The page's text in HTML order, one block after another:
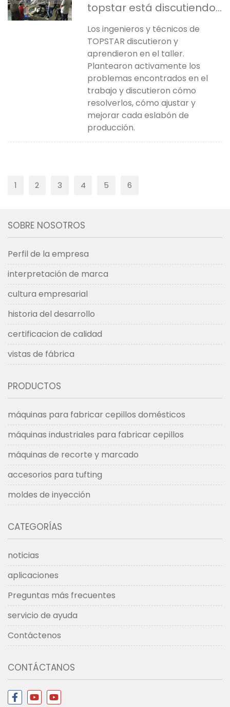
topstar está discutiendo
y aprendiendo
Los ingenieros y técnicos de
TOPSTAR discutieron y
aprendieron en el taller.
Plantearon activamente los
problemas encontrados en el
trabajo y discutieron cómo
resolverlos, cómo ajustar y
mejorar cada eslabón de
producción.
1 2 3 4 5 6
SOBRE NOSOTROS
Perfil de la empresa
interpretación de marca
cultura empresarial
historia del desarrollo
certificacion de calidad
vistas de fábrica
PRODUCTOS
máquinas para fabricar cepillos domésticos
máquinas industriales para fabricar cepillos
máquinas de recorte y marcado
accesorios para tufting
moldes de inyección
CATEGORÍAS
noticias
aplicaciones
Preguntas más frecuentes
servicio de ayuda
Contáctenos
CONTÁCTANOS